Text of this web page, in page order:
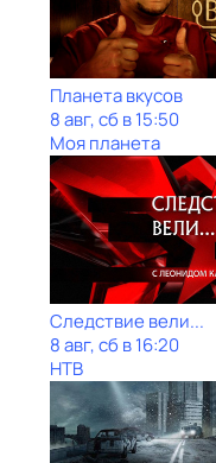
Планета вкусов
8 авг, сб в 15:50
Моя планета
Следствие вели...
8 авг, сб в 16:20
НТВ